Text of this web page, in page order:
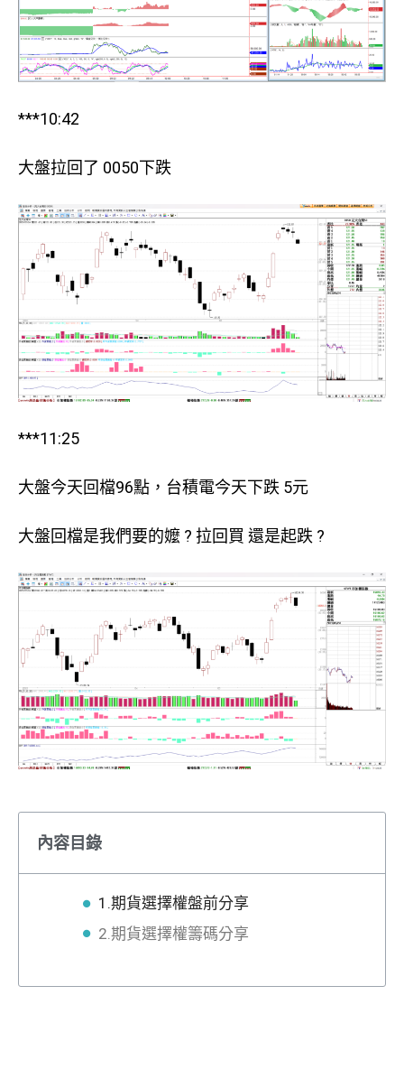
***10:42
大盤拉回了 0050下跌
***11:25
大盤今天回檔96點，台積電今天下跌 5元
大盤回檔是我們要的嬤 ? 拉回買 還是起跌 ?
內容目錄
1.期貨選擇權盤前分享
2.期貨選擇權籌碼分享